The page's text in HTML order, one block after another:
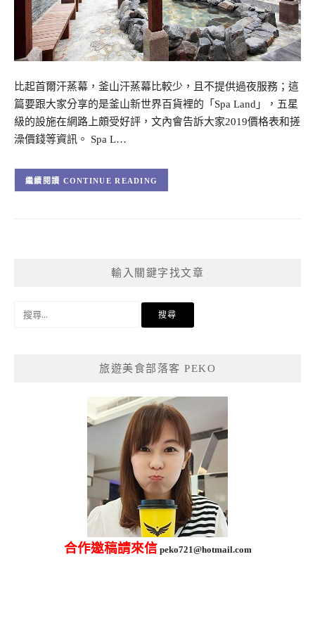
比起首爾汗蒸幕，釜山汗蒸幕比較少，且不提供過夜服務；這
篇要跟大家分享的是釜山新世界百貨裡的「Spa Land」，五星
級的設施在網路上頗受好評，文內會告訴大家2019價格表和搓
澡價錢等資訊。 Spa L…
CONTINUE READING
輸入關鍵字找文章
旅遊美食部落客 PEKO
合作邀稿請來信 peko721@hotmail.com